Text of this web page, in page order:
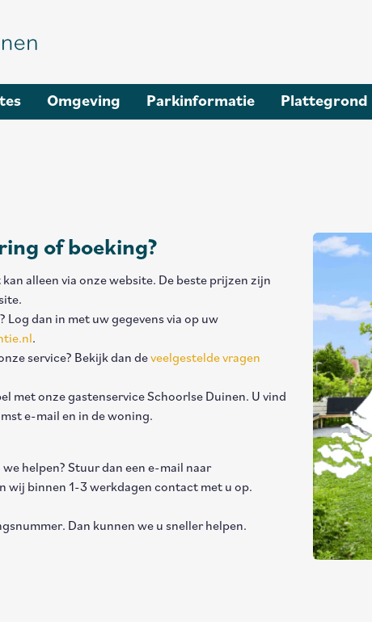
Omgeving Parkinformatie Plattegrond
of boeking?
alleen via onze website. De beste prijzen zijn
Log dan in met uw gegevens via op uw
.
service? Bekijk dan deveelgestelde vragen
met onze gastenservice Schoorlse Duinen. U vind
e-mail en in de woning.
helpen? Stuur dan een e-mail naar
wij binnen 1-3 werkdagen contact met u op.
Dan kunnen we u sneller helpen.